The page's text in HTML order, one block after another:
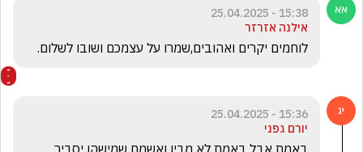
15:38 - 25.04.2025
אילנה אזרזר
לוחמים יקרים ואהובים,שמרו על עצמכם ושובו לשלום.
15:36 - 25.04.2025
יורם גפני